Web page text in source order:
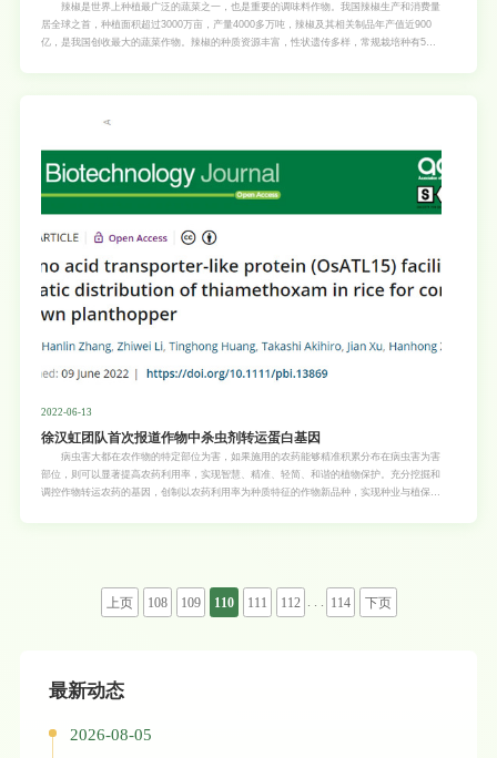
染色质结构与基因组功能及进化的关系
辣椒是世界上种植最广泛的蔬菜之一，也是重要的调味料作物。我国辣椒生产和消费量
居全球之首，种植面积超过3000万亩，产量4000多万吨，辣椒及其相关制品年产值近900
亿，是我国创收最大的蔬菜作物。辣椒的种质资源丰富，性状遗传多样，常规栽培种有5
31112-x）。该论文以我校辣椒课题组培育的优良辣椒自交系59号为材料，首次报道了辣椒
高质量染色体级别的三代拼接参考基因组，并通过整合高分辨率Hi-C图谱与表观组、转录
组以及遗传变异数据
2022-06-13
徐汉虹团队首次报道作物中杀虫剂转运蛋白基因
病虫害大都在农作物的特定部位为害，如果施用的农药能够精准积累分布在病虫害为害
部位，则可以显著提高农药利用率，实现智慧、精准、轻简、和谐的植物保护。充分挖掘和
调控作物转运农药的基因，创制以农药利用率为种质特征的作物新品种，实现种业与植保相
汉虹与林菲课题组在Plant Biotechnology Journal杂志上发表题为“An amino acid
transporter-like protein (OsATL15) facilitates the systematic distribution of
上页 108 109 110 111 112 . . . 114 下页
最新动态
2026-08-05